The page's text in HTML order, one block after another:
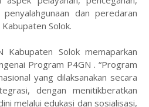
dan peredaran
Solok.
Solok memaparkan
Program P4GN . “Program
yang dilaksanakan secara
dengan menitikberatkan
melalui edukasi dan sosialisasi,